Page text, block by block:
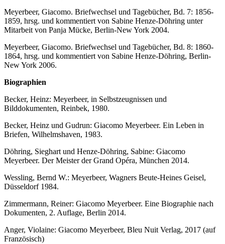
Meyerbeer, Giacomo. Briefwechsel und Tagebücher, Bd. 7: 1856-
1859, hrsg. und kommentiert von Sabine Henze-Döhring unter
Mitarbeit von Panja Mücke, Berlin-New York 2004.
Meyerbeer, Giacomo. Briefwechsel und Tagebücher, Bd. 8: 1860-
1864, hrsg. und kommentiert von Sabine Henze-Döhring, Berlin-
New York 2006.
Biographien
Becker, Heinz: Meyerbeer, in Selbstzeugnissen und
Bilddokumenten, Reinbek, 1980.
Becker, Heinz und Gudrun: Giacomo Meyerbeer. Ein Leben in
Briefen, Wilhelmshaven, 1983.
Döhring, Sieghart und Henze-Döhring, Sabine: Giacomo
Meyerbeer. Der Meister der Grand Opéra, München 2014.
Wessling, Bernd W.: Meyerbeer, Wagners Beute-Heines Geisel,
Düsseldorf 1984.
Zimmermann, Reiner: Giacomo Meyerbeer. Eine Biographie nach
Dokumenten, 2. Auflage, Berlin 2014.
Anger, Violaine: Giacomo Meyerbeer, Bleu Nuit Verlag, 2017 (auf
Französisch)